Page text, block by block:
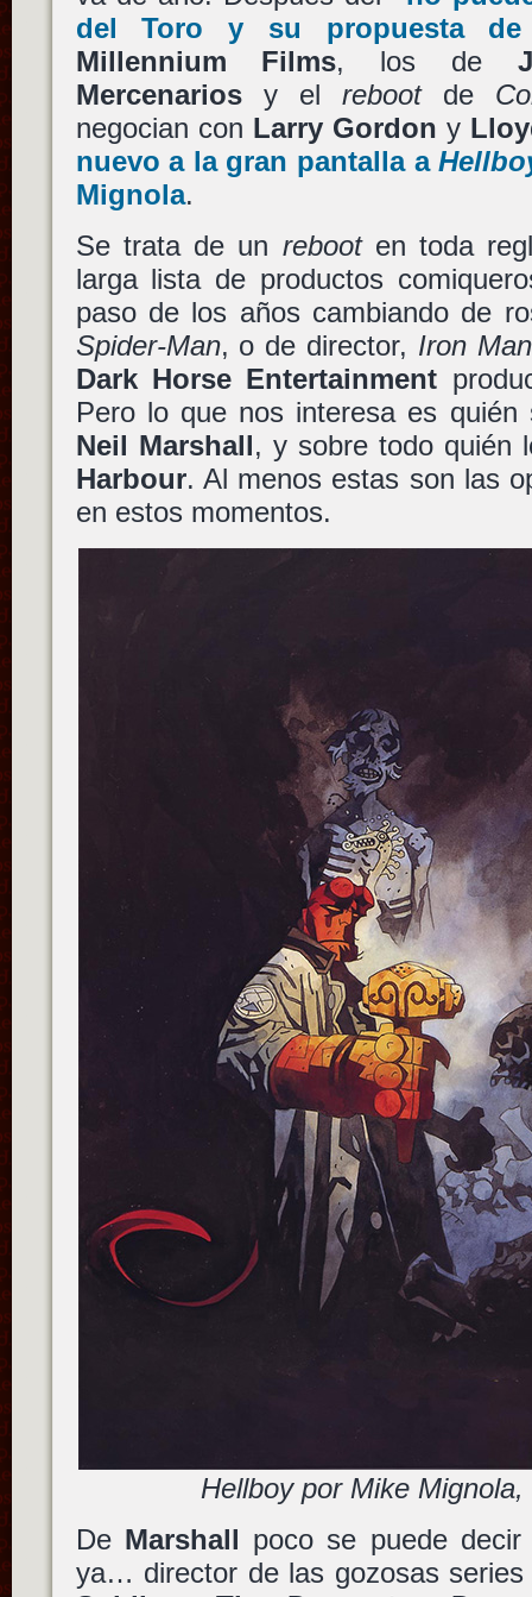
del Toro y su propuesta
Millennium Films, los de
Mercenariosy el rebootde
negocian con Larry Gordon y
nuevo a la gran pantalla a
Mignola.
Se trata de un rebooten toda
larga lista de productos
paso de los años cambiando de
Spider-Man, o de director, Iron Man
Dark Horse Entertainment
Pero lo que nos interesa es
Neil Marshall, y sobre todo quién
Harbour. Al menos estas son las
en estos momentos.
Hellboy por Mike
De Marshall poco se puede
ya… director de las gozosas